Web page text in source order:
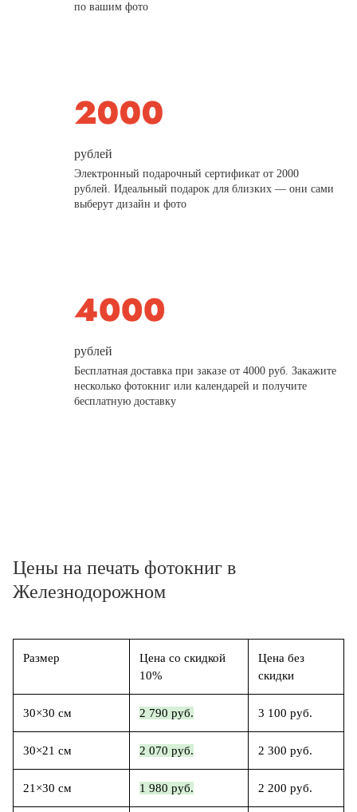
по вашим фото
рублей
Электронный подарочный сертификат от 2000
рублей. Идеальный подарок для близких — они сами
выберут дизайн и фото
рублей
Бесплатная доставка при заказе от 4000 руб. Закажите
несколько фотокниг или календарей и получите
бесплатную доставку
Цены на печать фотокниг в
Железнодорожном
Размер
Цена со скидкой
10%
Цена без
скидки
30×30 см 2 790 руб. 3 100 руб.
30×21 см 2 070 руб. 2 300 руб.
21×30 см 1 980 руб. 2 200 руб.